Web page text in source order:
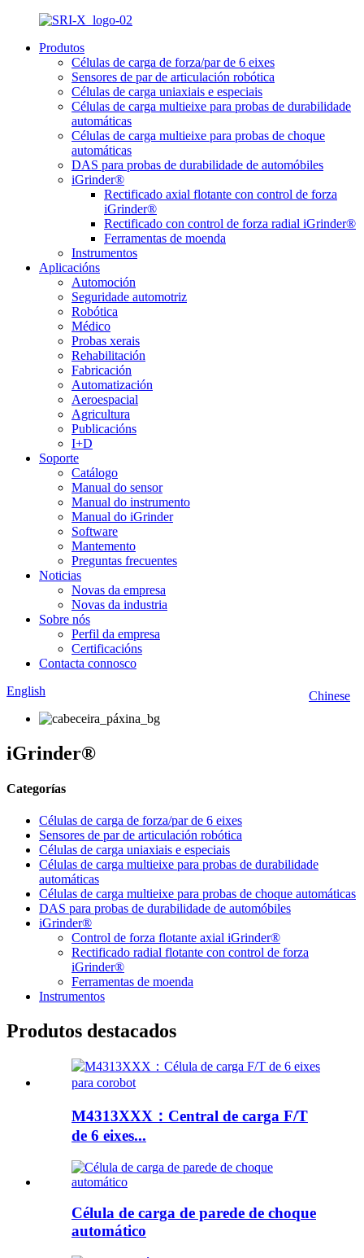
Produtos
Células de carga de forza/par de 6 eixes
Sensores de par de articulación robótica
Células de carga uniaxiais e especiais
Células de carga multieixe para probas de durabilidade
automáticas
Células de carga multieixe para probas de choque
automáticas
DAS para probas de durabilidade de automóbiles
iGrinder®
Rectificado axial flotante con control de forza
iGrinder®
Rectificado con control de forza radial iGrinder®
Ferramentas de moenda
Instrumentos
Aplicacións
Automoción
Seguridade automotriz
Robótica
Médico
Probas xerais
Rehabilitación
Fabricación
Automatización
Aeroespacial
Agricultura
Publicacións
I+D
Soporte
Catálogo
Manual do sensor
Manual do instrumento
Manual do iGrinder
Software
Mantemento
Preguntas frecuentes
Noticias
Novas da empresa
Novas da industria
Sobre nós
Perfil da empresa
Certificacións
Contacta connosco
Chinese
English
iGrinder®
Categorías
Células de carga de forza/par de 6 eixes
Sensores de par de articulación robótica
Células de carga uniaxiais e especiais
Células de carga multieixe para probas de durabilidade
automáticas
Células de carga multieixe para probas de choque automáticas
DAS para probas de durabilidade de automóbiles
iGrinder®
Control de forza flotante axial iGrinder®
Rectificado radial flotante con control de forza
iGrinder®
Ferramentas de moenda
Instrumentos
Produtos destacados
M4313XXX：Central de carga F/T
de 6 eixes...
Célula de carga de parede de choque
automático